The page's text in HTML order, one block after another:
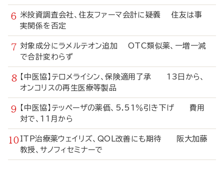
米投資調査会社、住友ファーマ会計に疑義 住友は事
実関係を否定
対象成分にラメルテオン追加 OTC類似薬、一増一減
で合計変わらず
【中医協】テロメライシン、保険適用了承 13日から、
オンコリスの再生医療等製品
【中医協】テッペーザの薬価、5.51％引き下げ 費用
対で、11月から
ITP治療薬ウェイリズ、QOL改善にも期待 阪大加藤
教授、サノフィセミナーで